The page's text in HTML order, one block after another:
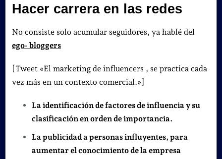
Hacer carrera en las redes
No consiste solo acumular seguidores, ya hablé del
ego- bloggers
[Tweet «El marketing de influencers , se practica cada
vez más en un contexto comercial.»]
La identificación de factores de influencia y su
clasificación en orden de importancia.
La publicidad a personas influyentes, para
aumentar el conocimiento de la empresa